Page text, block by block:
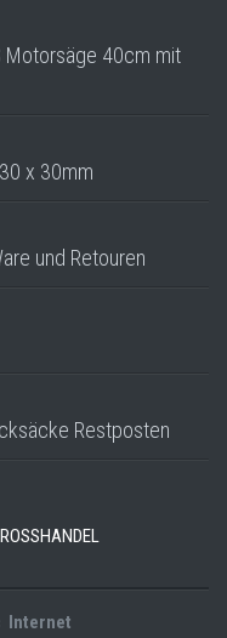
Motorsäge 40cm mit
x 30mm
und Retouren
Restposten
Internet